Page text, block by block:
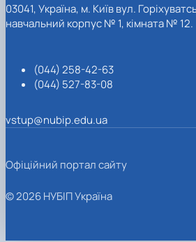
03041, Україна, м. Київ вул.
навчальний корпус № 1, кімната № 12.
(044) 258-42-63
(044) 527-83-08
vstup@nubip.edu.ua
Офіційний портал сайту
© 2026 НУБІП Україна